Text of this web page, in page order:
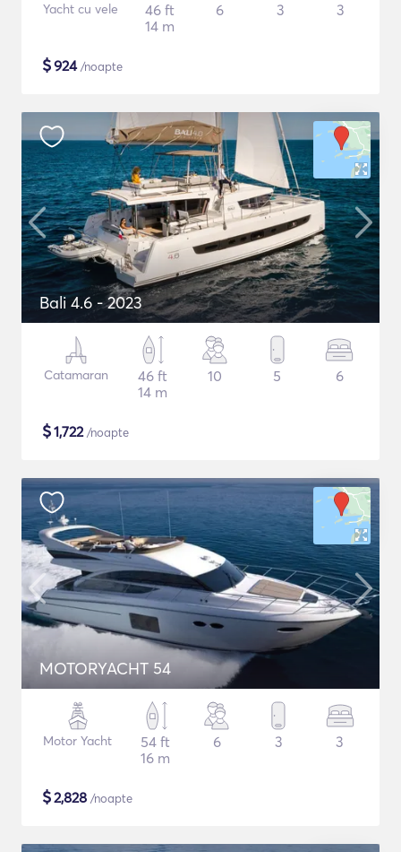
Yacht cu vele
46 ft
14 m
6 3 3
$924/noapte
Bali 4.6 - 2023
Catamaran
46 ft
14 m
10 5 6
$1,722/noapte
MOTORYACHT 54
Motor Yacht
54 ft
16 m
6 3 3
$2,828 /noapte